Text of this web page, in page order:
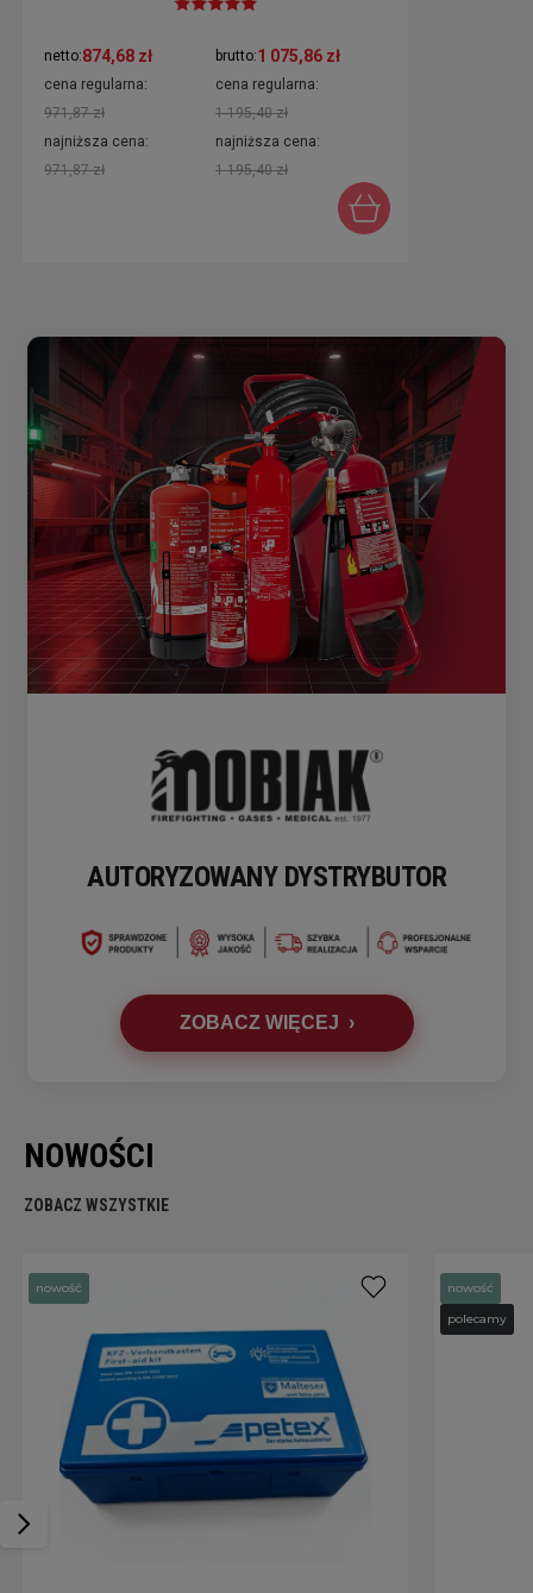
netto:874,68 zł brutto:1 075,86 zł
cena regularna:
971,87 zł
cena regularna:
1 195,40 zł
najniższa cena:
971,87 zł
najniższa cena:
1 195,40 zł
AUTORYZOWANY DYSTRYBUTOR
ZOBACZ WIĘCEJ ›
NOWOŚCI
ZOBACZ WSZYSTKIE
nowość
nowość
polecamy